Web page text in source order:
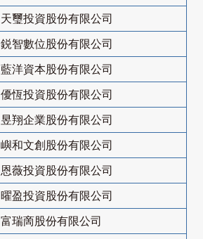
天璽投資股份有限公司
鋭智數位股份有限公司
藍洋資本股份有限公司
優恆投資股份有限公司
昱翔企業股份有限公司
嶼和文創股份有限公司
恩薇投資股份有限公司
曜盈投資股份有限公司
富瑞啇股份有限公司